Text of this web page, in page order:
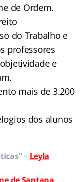
de Ordem.
do Trabalho e
professores
e
mais de 3.200
dos alunos
– Leyla